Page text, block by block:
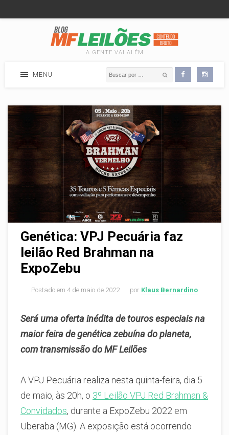
A GENTE VAI ALÉM
Genética: VPJ Pecuária faz
leilão Red Brahman na
ExpoZebu
Postado em 4 de maio de 2022 por Klaus Bernardino
Será uma oferta inédita de touros especiais na
maior feira de genética zebuína do planeta,
com transmissão do MF Leilões
A VPJ Pecuária realiza nesta quinta-feira, dia 5
de maio, às 20h, o 3º Leilão VPJ Red Brahman &
Convidados, durante a ExpoZebu 2022 em
Uberaba (MG). A exposição está ocorrendo